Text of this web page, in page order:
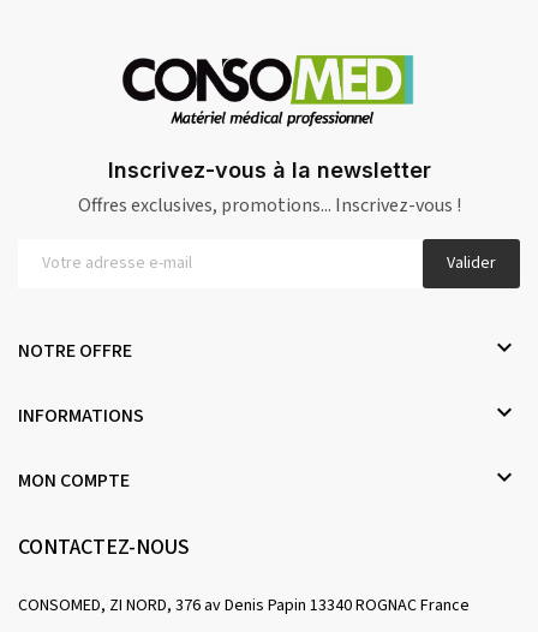
Inscrivez-vous à la newsletter
Offres exclusives, promotions... Inscrivez-vous !
Valider
NOTRE OFFRE 
INFORMATIONS 
MON COMPTE 
CONTACTEZ-NOUS
CONSOMED, ZI NORD, 376 av Denis Papin 13340 ROGNAC France